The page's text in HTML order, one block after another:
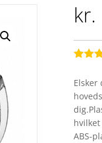
kr.
ud af
på
Elsker
ABS-